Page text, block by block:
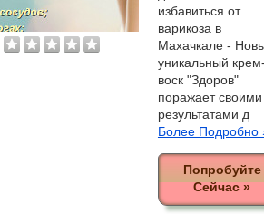
избавиться от
варикоза в
Махачкале -
уникальный
воск "Здоров"
поражает своими
результатами д
Более Подробно
Попробуйте
Сейчас »